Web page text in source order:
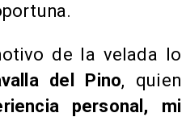
de la velada lo
del Pino, quien
personal, mi